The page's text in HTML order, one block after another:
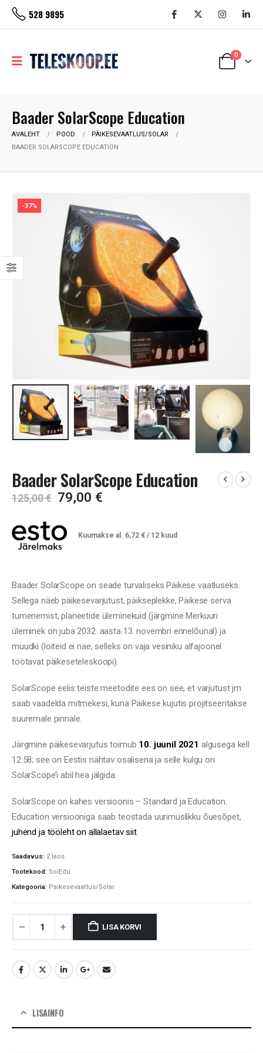
528 9895
0
Baader SolarScope Education
AVALEHT POOD
PÄIKESEVAATLUS/SOLAR
BAADER SOLARSCOPE EDUCATION
-37%
Baader SolarScope Education
125,00€ Algne
hind
oli:
125,00 €.
79,00 €Current
79,00 €.
Kuumakse al. 6,72 € / 12 kuud
Baader SolarScope on seade turvaliseks Päikese vaatluseks.
Sellega näeb päikesevarjutust, päikseplekke, Päikese serva
tumenemist, planeetide üleminekuid (järgmine Merkuuri
üleminek on juba 2032. aasta 13. novembri ennelõunal) ja
muudki (loiteid ei näe, selleks on vaja vesiniku alfajoonel
töötavat päikeseteleskoopi).
SolarScope eelis teiste meetodite ees on see, et varjutust jm
saab vaadelda mitmekesi, kuna Päikese kujutis projitseeritakse
suuremale pinnale.
Järgmine päikesevarjutus toimub 10. juunil 2021 algusega kell
12.58; see on Eestis nähtav osalisena ja selle kulgu on
SolarScope’i abil hea jälgida.
SolarScope on kahes versioonis – Standard ja Education.
Education versiooniga saab teostada uurimuslikku õuesõpet,
juhend ja tööleht on allalaetav siit.
Saadavus: 2 laos
Tootekood: SolEdu
Kategooria: Päikesevaatlus/Solar
LISA KORVI
LISAINFO